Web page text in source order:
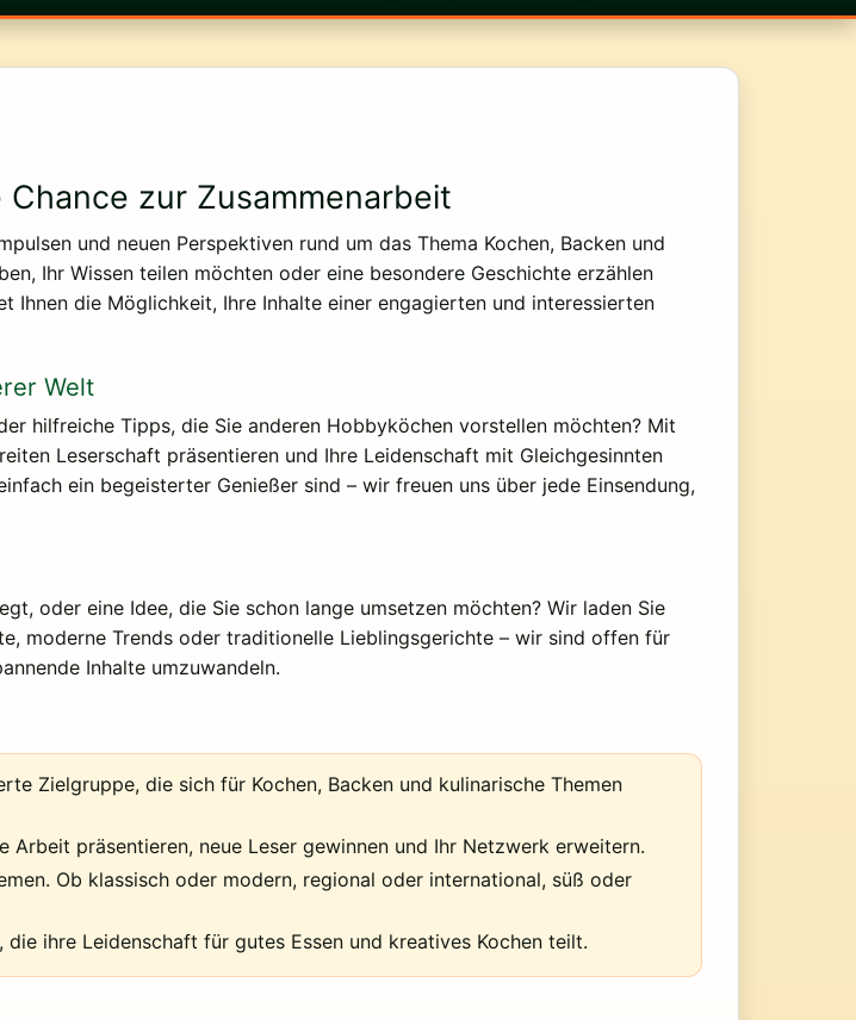
zur Zusammenarbeit
und neuen Perspektiven rund um das Thema Kochen, Backen und
Ihr Wissen teilen möchten oder eine besondere Geschichte erzählen
die Möglichkeit, Ihre Inhalte einer engagierten und interessierten
Welt
hilfreiche Tipps, die Sie anderen Hobbyköchen vorstellen möchten? Mit
Leserschaft präsentieren und Ihre Leidenschaft mit Gleichgesinnten
ein begeisterter Genießer sind – wir freuen uns über jede Einsendung,
oder eine Idee, die Sie schon lange umsetzen möchten? Wir laden Sie
moderne Trends oder traditionelle Lieblingsgerichte – wir sind offen für
Inhalte umzuwandeln.
Zielgruppe, die sich für Kochen, Backen und kulinarische Themen
Arbeit präsentieren, neue Leser gewinnen und Ihr Netzwerk erweitern.
Ob klassisch oder modern, regional oder international, süß oder
ihre Leidenschaft für gutes Essen und kreatives Kochen teilt.